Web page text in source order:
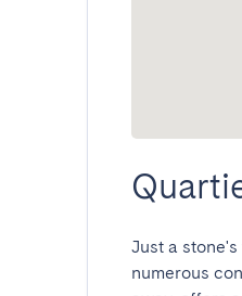
Just a
numerous